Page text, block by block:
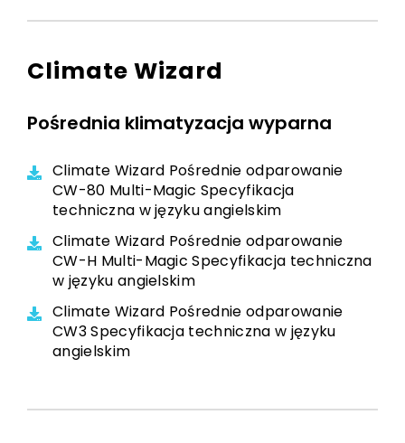
Climate Wizard
Pośrednia klimatyzacja wyparna
Climate Wizard Pośrednie odparowanie
CW-80 Multi-Magic Specyfikacja
techniczna w języku angielskim
Climate Wizard Pośrednie odparowanie
CW-H Multi-Magic Specyfikacja techniczna
w języku angielskim
Climate Wizard Pośrednie odparowanie
CW3 Specyfikacja techniczna w języku
angielskim